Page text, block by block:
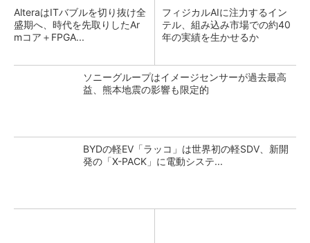
AlteraはITバブルを切り抜け全
盛期へ、時代を先取りしたAr
mコア＋FPGA...
フィジカルAIに注力するイン
テル、組み込み市場での約40
年の実績を生かせるか
ソニーグループはイメージセンサーが過去最高
益、熊本地震の影響も限定的
BYDの軽EV「ラッコ」は世界初の軽SDV、新開
発の「X-PACK」に電動システ...